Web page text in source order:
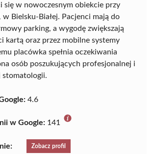
się w nowoczesnym obiekcie przy
w Bielsku-Białej. Pacjenci mają do
parking, a wygodę zwiększają
kartą oraz przez mobilne systemy
placówka spełnia oczekiwania
osób poszukujących profesjonalnej i
stomatologii.
4.6
w Google: 141
Zobacz profil